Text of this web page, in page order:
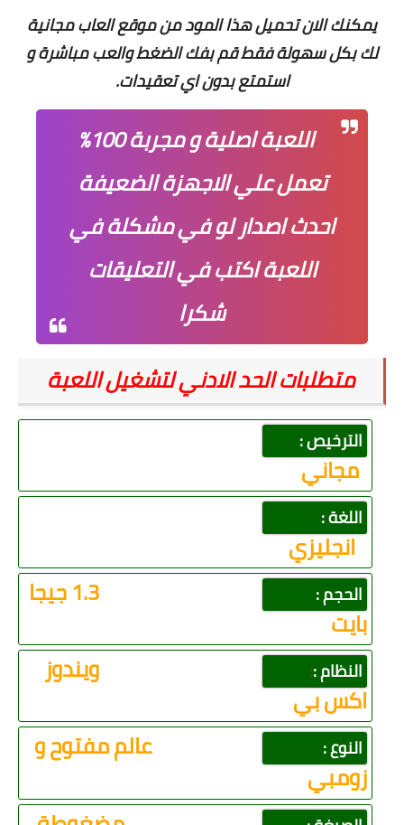
يمكنك الان تحميل هذا المود من موقع العاب مجانية
لك بكل سهولة فقط قم بفك الضغط والعب مباشرة و
استمتع بدون اي تعقيدات.
اللعبة اصلية و مجربة 100%
تعمل علي الاجهزة الضعيفة
احدث اصدار لو في مشكلة في
اللعبة اكتب في التعليقات
شكرا
متطلبات الحد الادني لتشغيل اللعبة
الترخيص :
مجاني
اللغة :
انجليزي
الحجم : 1.3 جيجا
بايت
النظام :: ويندوز
اكس بي
النوع : عالم مفتوح و
زومبي